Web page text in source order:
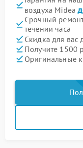
воздуха Midea
Срочный
течении часа
Скидка для вас
Получите 1500
Оригинальные